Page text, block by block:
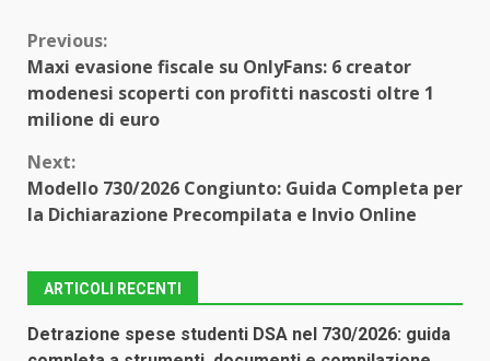
Continue
Reading
Previous:
Maxi evasione fiscale su OnlyFans: 6 creator
modenesi scoperti con profitti nascosti oltre 1
milione di euro
Next:
Modello 730/2026 Congiunto: Guida Completa per
la Dichiarazione Precompilata e Invio Online
ARTICOLI RECENTI
Detrazione spese studenti DSA nel 730/2026: guida